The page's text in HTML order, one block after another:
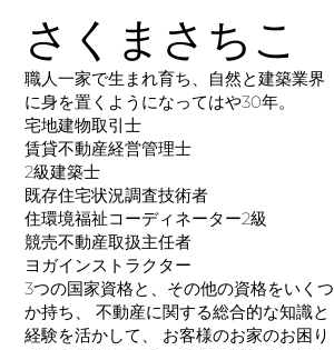
さくまさちこ
職人一家で生まれ育ち、自然と建築業界
に身を置くようになってはや30年。
宅地建物取引士
賃貸不動産経営管理士
2級建築士
既存住宅状況調査技術者
住環境福祉コーディネーター2級
競売不動産取扱主任者
ヨガインストラクター
3つの国家資格と、その他の資格をいくつ
か持ち、 不動産に関する総合的な知識と
経験を活かして、 お客様のお家のお困り